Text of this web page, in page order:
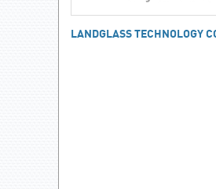
LANDGLASS TECHNOLOGY